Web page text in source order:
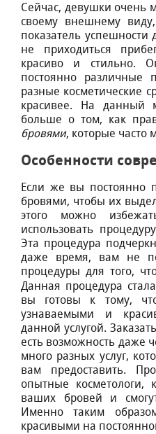
Сейчас, девушки очень
своему внешнему
показатель
не приходиться
красиво и стильно.
постоянно различные
разные косметические
красивее. На данный
больше о том, как
бровями, которые часто
Особенности
Если же вы постоянно
бровями, чтобы их
этого можно
использовать
Эта процедура
даже время, вам не
процедуры для того,
Данная процедура
вы готовы к тому,
узнаваемыми и
данной услугой.
есть возможность даже
много разных услуг,
вам предоставить.
опытные косметологи,
ваших бровей и
Именно таким
красивыми на